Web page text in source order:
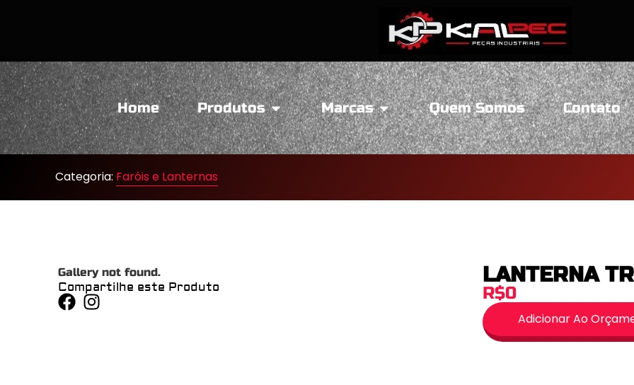
Home Produtos Marcas Quem Somos Contato
Categoria: Faróis e Lanternas
Gallery not found.
Compartilhe este Produto LANTERNA
R$0
Adicionar Ao